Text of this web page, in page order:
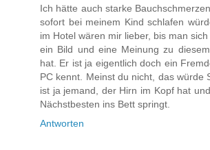
Ich hätte auch starke
sofort bei meinem Kind schlafen
im Hotel wären mir lieber, bis man
ein Bild und eine Meinung zu
hat. Er ist ja eigentlich doch ein
PC kennt. Meinst du nicht, das würde
ist ja jemand, der Hirn im Kopf hat
Nächstbesten ins Bett springt.
Antworten